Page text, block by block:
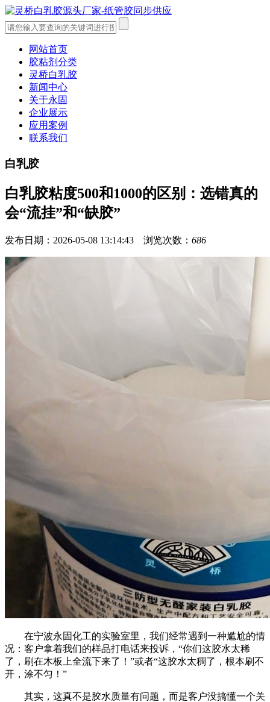
网站首页
胶粘剂分类
灵桥白乳胶
新闻中心
关于永固
企业展示
应用案例
联系我们
白乳胶
白乳胶粘度500和1000的区别：选错真的
会“流挂”和“缺胶”
发布日期：2026-05-08 13:14:43 浏览次数： 686
在宁波永固化工的实验室里，我们经常遇到一种尴尬的情
况：客户拿着我们的样品打电话来投诉，“你们这胶水太稀
了，刷在木板上全流下来了！”或者“这胶水太稠了，根本刷不
开，涂不匀！”
其实，这真不是胶水质量有问题，而是客户没搞懂一个关